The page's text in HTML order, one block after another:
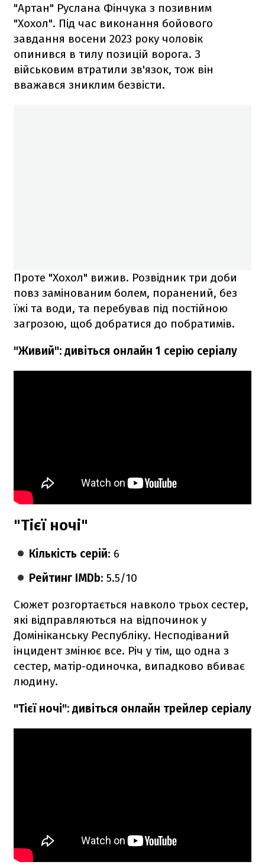
"Артан" Руслана Фінчука з позивним
"Хохол". Під час виконання бойового
завдання восени 2023 року чоловік
опинився в тилу позицій ворога. З
військовим втратили зв'язок, тож він
вважався зниклим безвісти.
Проте "Хохол" вижив. Розвідник три доби
повз замінованим болем, поранений, без
їжі та води, та перебував під постійною
загрозою, щоб добратися до побратимів.
"Живий": дивіться онлайн 1 серію серіалу
"Тієї ночі"
Кількість серій: 6
Рейтинг IMDb: 5.5/10
Сюжет розгортається навколо трьох сестер,
які відправляються на відпочинок у
Домініканську Республіку. Несподіваний
інцидент змінює все. Річ у тім, що одна з
сестер, матір-одиночка, випадково вбиває
людину.
"Тієї ночі": дивіться онлайн трейлер серіалу